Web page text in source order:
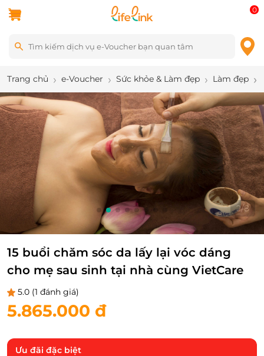
0
Trang chủ e-Voucher Sức khỏe & Làm đẹp Làm đẹp
2/8
15 buổi chăm sóc da lấy lại vóc dáng
cho mẹ sau sinh tại nhà cùng VietCare
5.0 (1 đánh giá)
5.865.000 đ
Ưu đãi đặc biệt